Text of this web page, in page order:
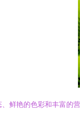
鲜艳的色彩和丰富的